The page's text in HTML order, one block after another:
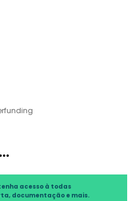
...
acesso à todas
documentação e mais.